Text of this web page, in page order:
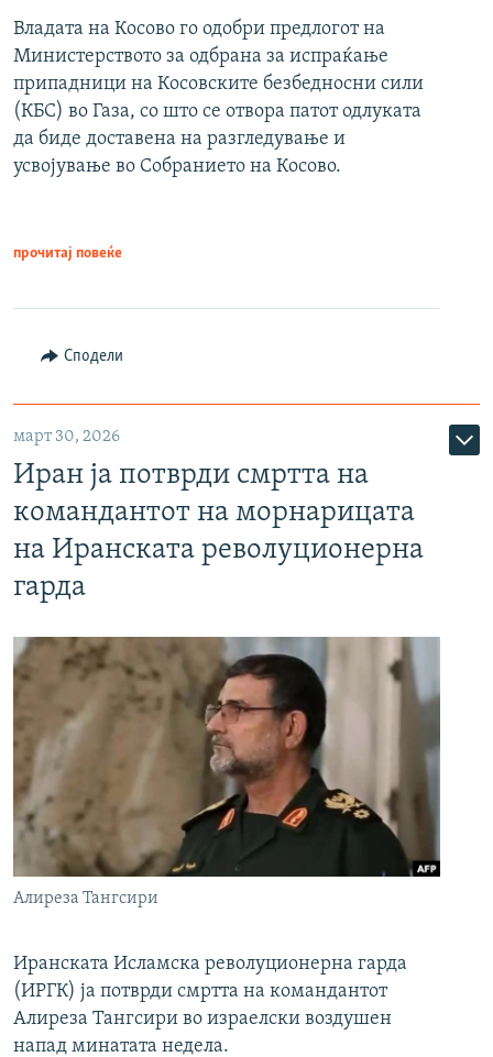
Владата на Косово го одобри предлогот на
Министерството за одбрана за испраќање
припадници на Косовските безбедносни сили
(КБС) во Газа, со што се отвора патот одлуката
да биде доставена на разгледување и
усвојување во Собранието на Косово.
прочитај повеќе
Сподели
март 30, 2026
Иран ја потврди смртта на
командантот на морнарицата
на Иранската револуционерна
гарда
Алиреза Тангсири
Иранската Исламска револуционерна гарда
(ИРГК) ја потврди смртта на командантот
Алиреза Тангсири во израелски воздушен
напад минатата недела.